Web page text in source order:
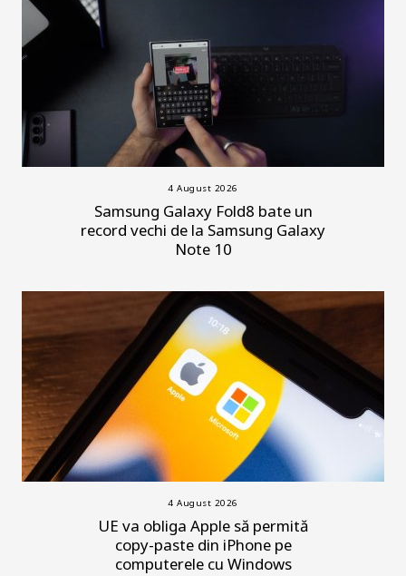
4 August 2026
Samsung Galaxy Fold8 bate un
record vechi de la Samsung Galaxy
Note 10
4 August 2026
UE va obliga Apple să permită
copy-paste din iPhone pe
computerele cu Windows